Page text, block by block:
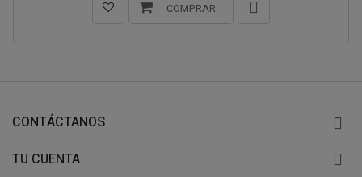
COMPRAR
CONTÁCTANOS
TU CUENTA